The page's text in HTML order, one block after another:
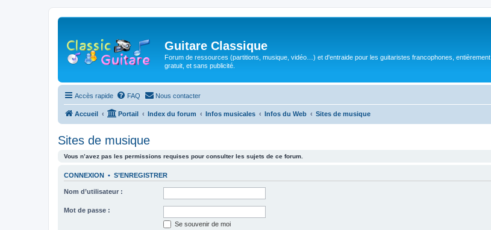
Guitare Classique
Forum de ressources (partitions, musique, vidéo…) et d'entraide pour les guitaristes francophones, entièrement
gratuit, et sans publicité.
Accès rapide FAQ Nous contacter
Accueil Portail Index du forum Infos musicales Infos du Web Sites de musique
Sites de musique
Vous n’avez pas les permissions requises pour consulter les sujets de ce forum.
CONNEXION • S’ENREGISTRER
Nom d’utilisateur :
Mot de passe :
Se souvenir de moi